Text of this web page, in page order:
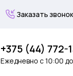
Заказать звонок
+375 (44) 772-
Ежедневно c 10:00